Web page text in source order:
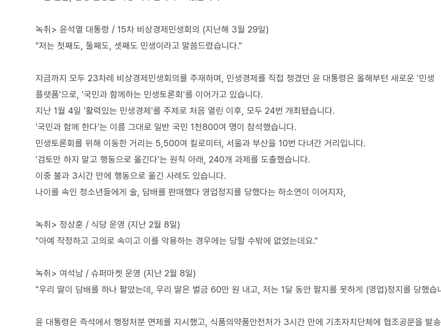
녹취> 윤석열 대통령 / 15차 비상경제민생회의 (지난해 3월 29일)
"저는 첫째도, 둘째도, 셋째도 민생이라고 말씀드렸습니다."
지금까지 모두 23차례 비상경제민생회의를 주재하며, 민생경제를 직접 챙겼던 윤 대통령은 올해부턴 새로운 '민생
플랫폼'으로, '국민과 함께하는 민생토론회'를 이어가고 있습니다.
지난 1월 4일 '활력있는 민생경제'를 주제로 처음 열린 이후, 모두 24번 개최됐습니다.
'국민과 함께 한다'는 이름 그대로 일반 국민 1천800여 명이 참석했습니다.
민생토론회를 위해 이동한 거리는 5,500여 킬로미터, 서울과 부산을 10번 다녀간 거리입니다.
'검토만 하지 말고 행동으로 옮긴다'는 원칙 아래, 240개 과제를 도출했습니다.
이중 불과 3시간 만에 행동으로 옮긴 사례도 있습니다.
나이를 속인 청소년들에게 술, 담배를 판매했다 영업정지를 당했다는 하소연이 이어지자,
녹취> 정상훈 / 식당 운영 (지난 2월 8일)
"아예 작정하고 고의로 속이고 이를 악용하는 경우에는 당할 수밖에 없었는데요."
녹취> 여석남 / 슈퍼마켓 운영 (지난 2월 8일)
"우리 딸이 담배를 하나 팔았는데, 우리 딸은 벌금 60만 원 내고, 저는 1달 동안 팔지를 못하게 (영업)정지를 당했습
윤 대통령은 즉석에서 행정처분 면제를 지시했고, 식품의약품안전처가 3시간 만에 기초자치단체에 협조공문을 발